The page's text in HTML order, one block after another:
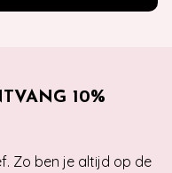
10%
Zo ben je altijd op de